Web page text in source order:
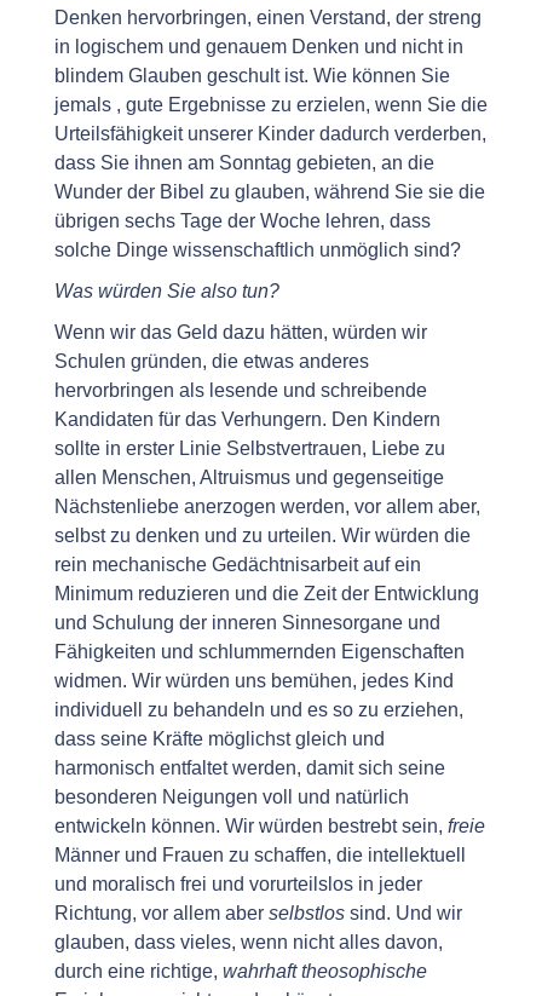
Denken hervorbringen, einen Verstand, der streng
in logischem und genauem Denken und nicht in
blindem Glauben geschult ist. Wie können Sie
jemals , gute Ergebnisse zu erzielen, wenn Sie die
Urteilsfähigkeit unserer Kinder dadurch verderben,
dass Sie ihnen am Sonntag gebieten, an die
Wunder der Bibel zu glauben, während Sie sie die
übrigen sechs Tage der Woche lehren, dass
solche Dinge wissenschaftlich unmöglich sind?
Was würden Sie also tun?
Wenn wir das Geld dazu hätten, würden wir
Schulen gründen, die etwas anderes
hervorbringen als lesende und schreibende
Kandidaten für das Verhungern. Den Kindern
sollte in erster Linie Selbstvertrauen, Liebe zu
allen Menschen, Altruismus und gegenseitige
Nächstenliebe anerzogen werden, vor allem aber,
selbst zu denken und zu urteilen. Wir würden die
rein mechanische Gedächtnisarbeit auf ein
Minimum reduzieren und die Zeit der Entwicklung
und Schulung der inneren Sinnesorgane und
Fähigkeiten und schlummernden Eigenschaften
widmen. Wir würden uns bemühen, jedes Kind
individuell zu behandeln und es so zu erziehen,
dass seine Kräfte möglichst gleich und
harmonisch entfaltet werden, damit sich seine
besonderen Neigungen voll und natürlich
entwickeln können. Wir würden bestrebt sein, freie
Männer und Frauen zu schaffen, die intellektuell
und moralisch frei und vorurteilslos in jeder
Richtung, vor allem aber selbstlossind. Und wir
glauben, dass vieles, wenn nicht alles davon,
durch eine richtige, wahrhaft theosophische